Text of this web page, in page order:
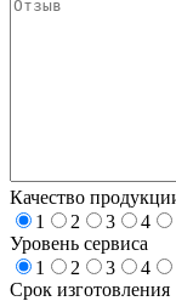
Качество
1
2 3 4
Уровень сервиса
1
2 3 4
Срок изготовления